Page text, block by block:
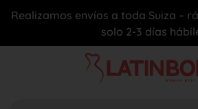
Realizamos envíos a toda Suiza –
solo 2-3 días